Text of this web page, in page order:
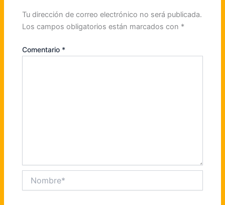
Tu dirección de correo electrónico no será publicada.
Los campos obligatorios están marcados con *
Comentario *